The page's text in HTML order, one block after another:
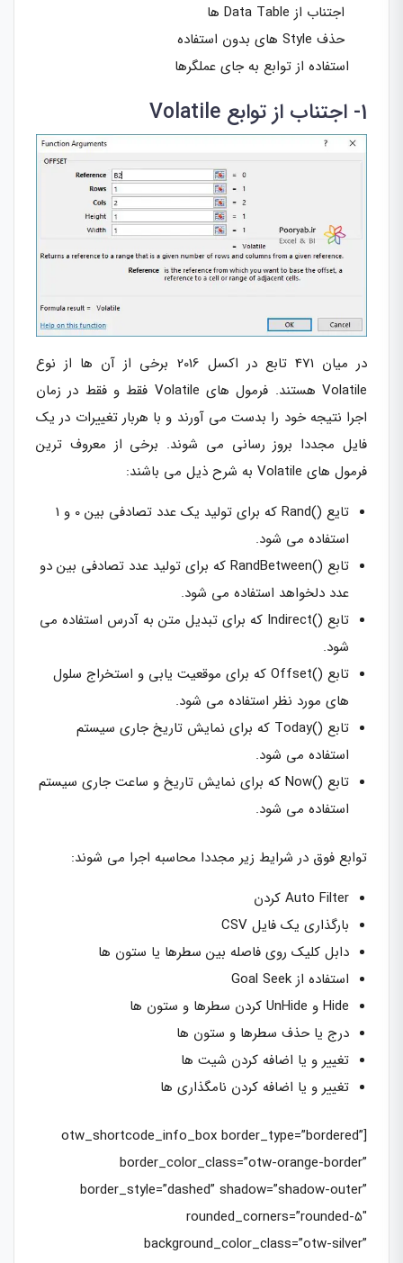
اجتناب از Data Table ها
حذف Style های بدون استفاده
استفاده از توابع به جای عملگرها
1- اجتناب از توابع Volatile
در میان 471 تابع در اکسل 2016 برخی از آن ها از نوع
Volatile هستند. فرمول های Volatile فقط و فقط در زمان
اجرا نتیجه خود را بدست می آورند و با هربار تغییرات در یک
فایل مجددا بروز رسانی می شوند. برخی از معروف ترین
فرمول های Volatile به شرح ذیل می باشند:
تایع ()Rand که برای تولید یک عدد تصادفی بین 0 و 1
استفاده می شود.
تابع ()RandBetween که برای تولید عدد تصادفی بین دو
عدد دلخواهد استفاده می شود.
تابع ()Indirect که برای تبدیل متن به آدرس استفاده می
شود.
تابع ()Offset که برای موقعیت یابی و استخراج سلول
های مورد نظر استفاده می شود.
تابع ()Today که برای نمایش تاریخ جاری سیستم
استفاده می شود.
تابع ()Now که برای نمایش تاریخ و ساعت جاری سیستم
استفاده می شود.
توابع فوق در شرایط زیر مجددا محاسبه اجرا می شوند:
Auto Filter کردن
بارگذاری یک فایل CSV
دابل کلیک روی فاصله بین سطرها یا ستون ها
استفاده از Goal Seek
Hide و UnHide کردن سطرها و ستون ها
درج یا حذف سطرها و ستون ها
تغییر و یا اضافه کردن شیت ها
تغییر و یا اضافه کردن نامگذاری ها
[otw_shortcode_info_box border_type=”bordered”
border_color_class=”otw-orange-border”
border_style=”dashed” shadow=”shadow-outer”
rounded_corners=”rounded-5″
background_color_class=”otw-silver”